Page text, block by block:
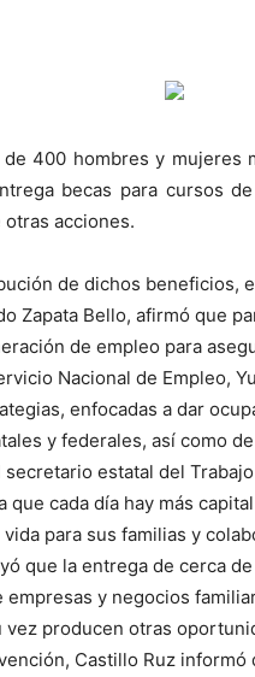
de 400 hombres y
becas para cursos
acciones.
de dichos beneficios,
Zapata Bello, afirmó que
de empleo para
Nacional de Empleo,
enfocadas a dar
y federales, así como
secretario estatal del
que cada día hay más
para sus familias y
que la entrega de cerca
empresas y negocios
vez producen otras
Castillo Ruz